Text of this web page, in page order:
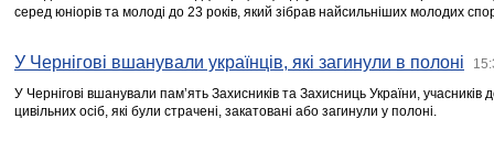
серед юніорів та молоді до 23 років, який зібрав найсильніших молодих
У Чернігові вшанували українців, які загинули в полоні
У Чернігові вшанували пам’ять Захисників та Захисниць України,
цивільних осіб, які були страчені, закатовані або загинули у полоні.